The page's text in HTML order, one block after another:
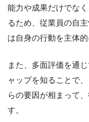
能力や成果だけでな
るため、従業員の自
は自身の行動を主体
また、多面評価を通
ャップを知ることで
らの要因が相まって
す。